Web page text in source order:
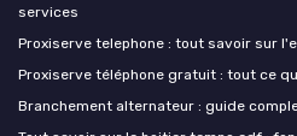
services
Proxiserve telephone : tout savoir sur
Proxiserve téléphone gratuit : tout ce
Branchement alternateur : guide